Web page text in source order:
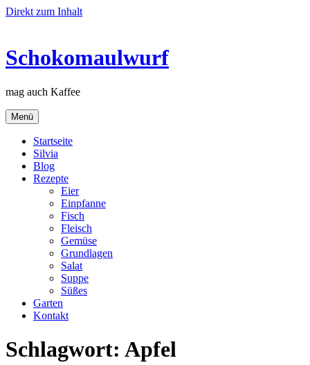
Direkt zum Inhalt
Schokomaulwurf
mag auch Kaffee
Menü
Startseite
Silvia
Blog
Rezepte
Eier
Einpfanne
Fisch
Fleisch
Gemüse
Grundlagen
Salat
Suppe
Süßes
Garten
Kontakt
Schlagwort: Apfel